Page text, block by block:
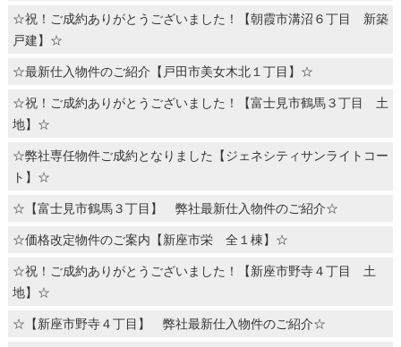
☆祝！ご成約ありがとうございました！【朝霞市溝沼６丁目 新築
戸建】☆
☆最新仕入物件のご紹介【戸田市美女木北１丁目】☆
☆祝！ご成約ありがとうございました！【富士見市鶴馬３丁目 土
地】☆
☆弊社専任物件ご成約となりました【ジェネシティサンライトコー
ト】☆
☆【富士見市鶴馬３丁目】 弊社最新仕入物件のご紹介☆
☆価格改定物件のご案内【新座市栄 全１棟】☆
☆祝！ご成約ありがとうございました！【新座市野寺４丁目 土
地】☆
☆【新座市野寺４丁目】 弊社最新仕入物件のご紹介☆